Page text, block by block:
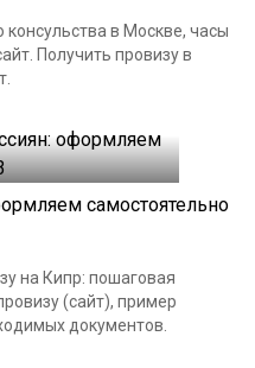
в Москве, часы
Получить провизу в
самостоятельно
на Кипр: пошаговая
(сайт), пример
документов.